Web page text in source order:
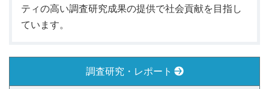
ティの高い調査研究成果の提供で社会貢献を目指し
ています。
調査研究・レポート